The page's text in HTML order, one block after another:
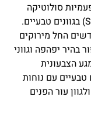
סולוטיקה
החל מירוקים
יפהפה וגווני
הצבעונית
עם נוחות
עור הפנים